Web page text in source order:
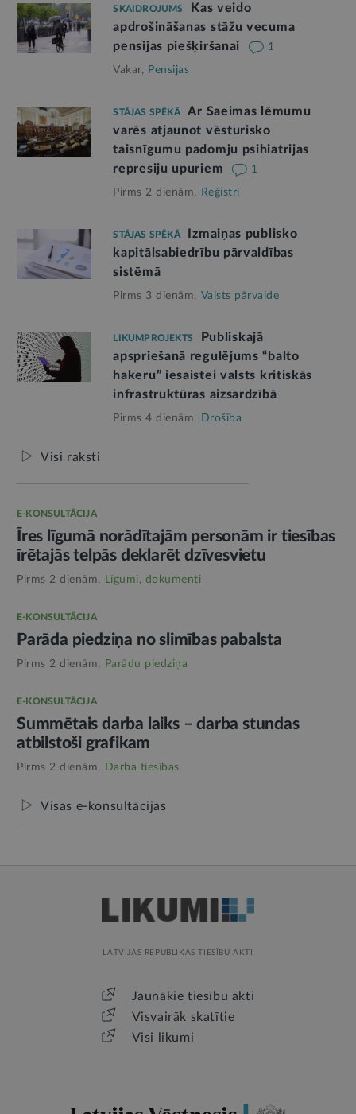
SKAIDROJUMS
Kas veido
apdrošināšanas stāžu vecuma
pensijas piešķiršanai
1
Vakar, Pensijas
STĀJAS SPĒKĀ
Ar Saeimas lēmumu
varēs atjaunot vēsturisko
taisnīgumu padomju psihiatrijas
represiju upuriem
1
Pirms 2 dienām, Reģistri
STĀJAS SPĒKĀ
Izmaiņas publisko
kapitālsabiedrību pārvaldības
sistēmā
Pirms 3 dienām, Valsts pārvalde
LIKUMPROJEKTS
Publiskajā
apspriešanā regulējums “balto
hakeru” iesaistei valsts kritiskās
infrastruktūras aizsardzībā
Pirms 4 dienām, Drošība
Visi raksti
E-KONSULTĀCIJA
Īres līgumā norādītajām personām ir tiesības
īrētajās telpās deklarēt dzīvesvietu
Pirms 2 dienām, Līgumi, dokumenti
E-KONSULTĀCIJA
Parāda piedziņa no slimības pabalsta
Pirms 2 dienām, Parādu piedziņa
E-KONSULTĀCIJA
Summētais darba laiks – darba stundas
atbilstoši grafikam
Pirms 2 dienām, Darba tiesības
Visas e-konsultācijas
LATVIJAS REPUBLIKAS TIESĪBU AKTI
Jaunākie tiesību akti
Visvairāk skatītie
Visi likumi